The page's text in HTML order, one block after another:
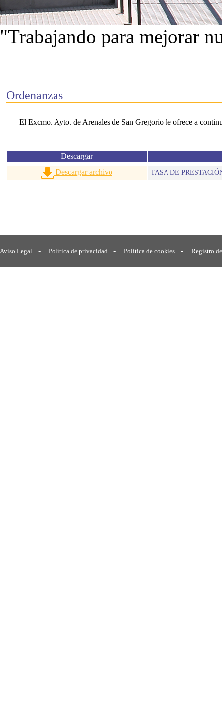
"Trabajando para mejorar
Ordenanzas
El Excmo. Ayto. de Arenales de San Gregorio le ofrece a
Descargar
Descargar archivo
TASA DE
Aviso Legal - Política de privacidad - Política de cookies - Registro